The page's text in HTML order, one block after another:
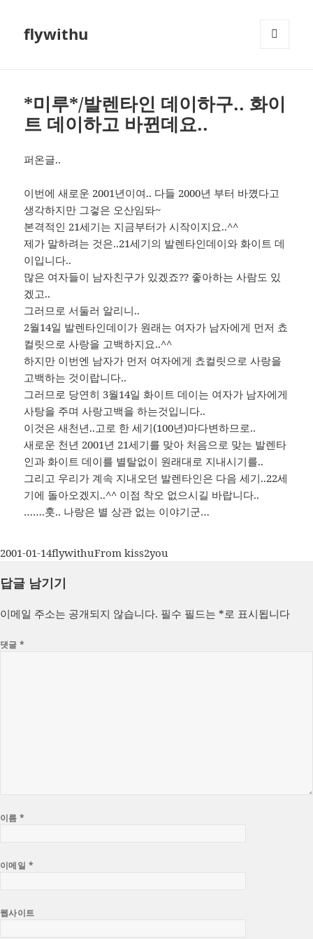
flywithu
*미루*/발렌타인 데이하구.. 화이
트 데이하고 바뀐데요..
퍼온글..
이번에 새로운 2001년이여.. 다들 2000년 부터 바꼈다고
생각하지만 그겋은 오산임돠~
본격적인 21세기는 지금부터가 시작이지요..^^
제가 말하려는 것은..21세기의 발렌타인데이와 화이트 데
이입니다..
많은 여자들이 남자친구가 있겠죠?? 좋아하는 사람도 있
겠고..
그러므로 서둘러 알리니..
2월14일 발렌타인데이가 원래는 여자가 남자에게 먼저 쵸
컬릿으로 사랑을 고백하지요..^^
하지만 이번엔 남자가 먼저 여자에게 쵸컬릿으로 사랑을
고백하는 것이랍니다..
그러므로 당연히 3월14일 화이트 데이는 여자가 남자에게
사탕을 주며 사랑고백을 하는것입니다..
이것은 새천년..고로 한 세기(100년)마다변하므로..
새로운 천년 2001년 21세기를 맞아 처음으로 맞는 발렌타
인과 화이트 데이를 별탈없이 원래대로 지내시기를..
그리고 우리가 계속 지내오던 발렌타인은 다음 세기..22세
기에 돌아오겠지..^^ 이점 착오 없으시길 바랍니다..
…….훗.. 나랑은 별 상관 없는 이야기군…
작
일
2001-01-14글
이
flywithu카
From kiss2you
답글 남기기
이메일 주소는 공개되지 않습니다. 필수 필드는 *로 표시됩니다
댓글*
이름*
이메일 *
웹사이트